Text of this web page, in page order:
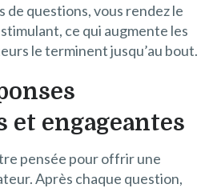
de questions, vous rendez le
ce qui augmente les
le terminent jusqu’au bout.
engageantes
pensée pour offrir une
Après chaque question,